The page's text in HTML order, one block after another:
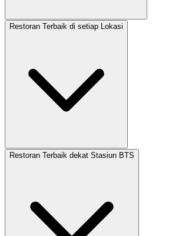
Restoran Terbaik di setiap Lokasi
Restoran Terbaik dekat Stasiun BTS